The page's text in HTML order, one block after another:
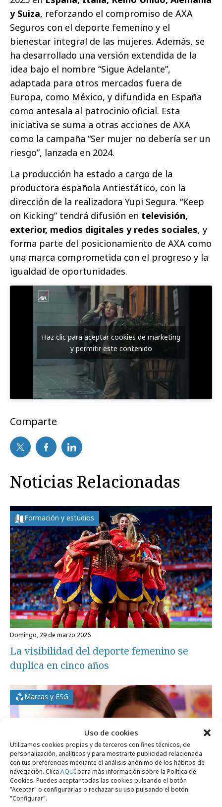
Uso de cookies
Utilizamos cookies propias y de terceros con fines técnicos, de
personalización, analíticos y para mostrarte publicidad relacionada
con tus preferencias mediante el análisis anónimo de los hábitos de
navegación. Clica AQUÍpara más información sobre la Política de
Cookies. Puedes aceptar todas las cookies pulsando el botón
"Aceptar" o configurarlas o rechazar su uso pulsando el botón
"Configurar".
y Suiza, reforzando el compromiso de AXA
Seguros con el deporte femenino y el
bienestar integral de las mujeres. Además, se
ha desarrollado una versión extendida de la
idea bajo el nombre “Sigue Adelante”,
adaptada para otros mercados fuera de
Europa, como México, y difundida en España
como antesala al patrocinio oficial. Esta
iniciativa se suma a otras acciones de AXA
como la campaña “Ser mujer no debería ser un
riesgo”, lanzada en 2024.
La producción ha estado a cargo de la
productora española Antiestático, con la
dirección de la realizadora Yupi Segura. “Keep
on Kicking” tendrá difusión en televisión,
exterior, medios digitales y redes sociales, y
forma parte del posicionamiento de AXA como
una marca comprometida con el progreso y la
igualdad de oportunidades.
Haz clic para aceptar cookies de marketing
y permitir este contenido
Comparte
Noticias Relacionadas
Formación y estudios
domingo, 29 de marzo 2026
La visibilidad del deporte femenino se
duplica en cinco años
Marcas y ESG